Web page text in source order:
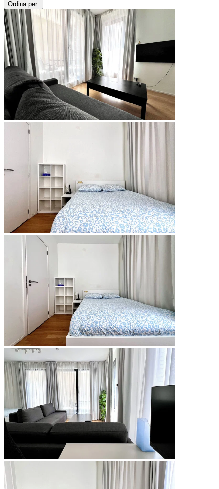
Ordina per: